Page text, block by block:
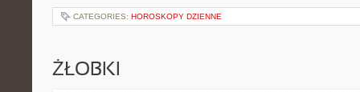
CATEGORIES: HOROSKOPY DZIENNE
ŻŁOBKI